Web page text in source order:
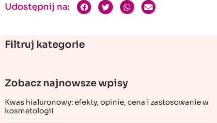
Udostępnij na:
Filtruj kategorie
Zobacz najnowsze wpisy
Kwas hialuronowy: efekty, opinie, cena i zastosowanie w
kosmetologii